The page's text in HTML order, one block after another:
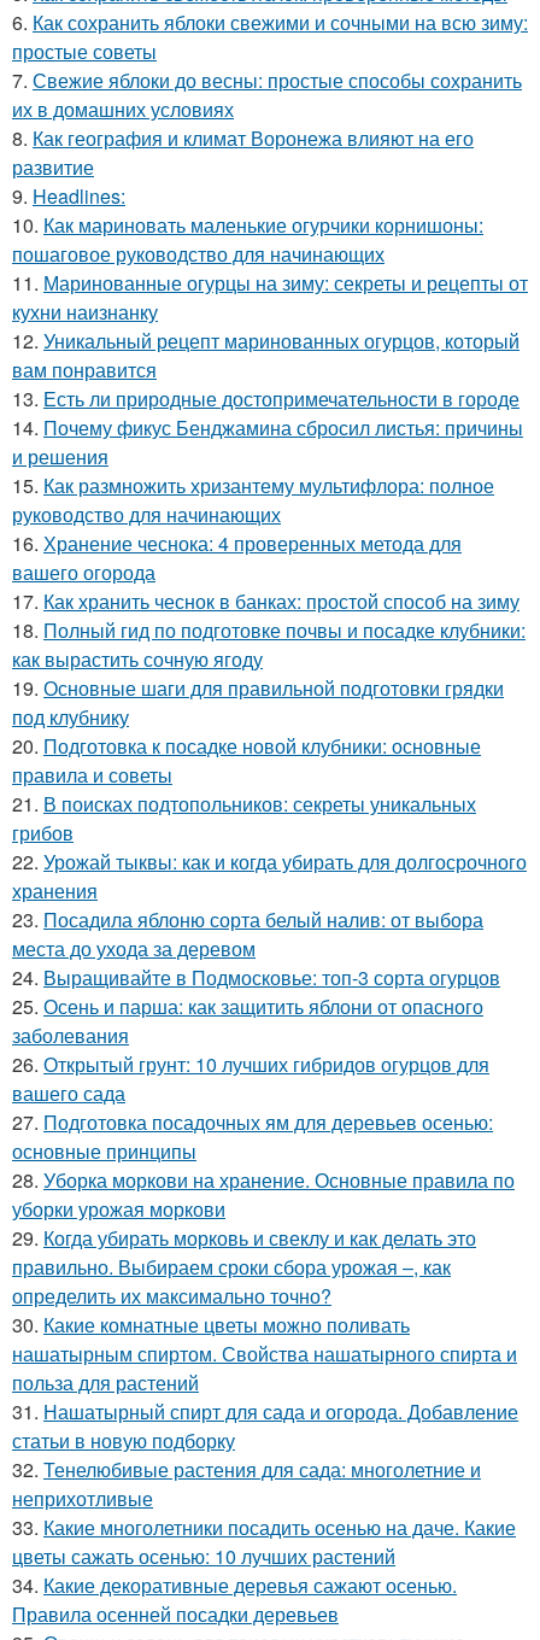
6. Как сохранить яблоки свежими и сочными на всю зиму:
простые советы
7. Свежие яблоки до весны: простые способы сохранить
их в домашних условиях
8. Как география и климат Воронежа влияют на его
развитие
9. Headlines:
10. Как мариновать маленькие огурчики корнишоны:
пошаговое руководство для начинающих
11. Маринованные огурцы на зиму: секреты и рецепты от
кухни наизнанку
12. Уникальный рецепт маринованных огурцов, который
вам понравится
13. Есть ли природные достопримечательности в городе
14. Почему фикус Бенджамина сбросил листья: причины
и решения
15. Как размножить хризантему мультифлора: полное
руководство для начинающих
16. Хранение чеснока: 4 проверенных метода для
вашего огорода
17. Как хранить чеснок в банках: простой способ на зиму
18. Полный гид по подготовке почвы и посадке клубники:
как вырастить сочную ягоду
19. Основные шаги для правильной подготовки грядки
под клубнику
20. Подготовка к посадке новой клубники: основные
правила и советы
21. В поисках подтопольников: секреты уникальных
грибов
22. Урожай тыквы: как и когда убирать для долгосрочного
хранения
23. Посадила яблоню сорта белый налив: от выбора
места до ухода за деревом
24. Выращивайте в Подмосковье: топ-3 сорта огурцов
25. Осень и парша: как защитить яблони от опасного
заболевания
26. Открытый грунт: 10 лучших гибридов огурцов для
вашего сада
27. Подготовка посадочных ям для деревьев осенью:
основные принципы
28. Уборка моркови на хранение. Основные правила по
уборки урожая моркови
29. Когда убирать морковь и свеклу и как делать это
правильно. Выбираем сроки сбора урожая –, как
определить их максимально точно?
30. Какие комнатные цветы можно поливать
нашатырным спиртом. Свойства нашатырного спирта и
польза для растений
31. Нашатырный спирт для сада и огорода. Добавление
статьи в новую подборку
32. Тенелюбивые растения для сада: многолетние и
неприхотливые
33. Какие многолетники посадить осенью на даче. Какие
цветы сажать осенью: 10 лучших растений
34. Какие декоративные деревья сажают осенью.
Правила осенней посадки деревьев